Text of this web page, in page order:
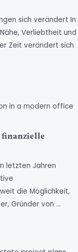
sich verändert In
Verliebtheit und
Zeit verändert sich
letzten Jahren
die Möglichkeit,
Gründer von …